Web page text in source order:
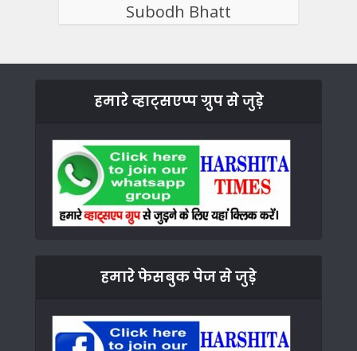
Subodh Bhatt
हमारे व्हाट्सएप्प ग्रुप से जुड़े
हमारे फेसबुक पेज से जुड़े